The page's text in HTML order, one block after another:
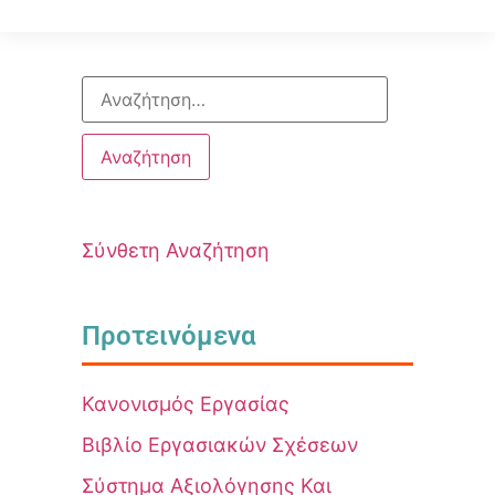
Σύνθετη Αναζήτηση
Προτεινόμενα
Κανονισμός Εργασίας
Βιβλίο Εργασιακών Σχέσεων
Σύστημα Αξιολόγησης Και